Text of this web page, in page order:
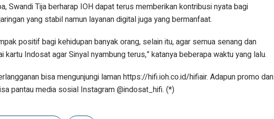
Swandi Tija berharap IOH dapat terus memberikan kontribusi nyata bagi
yang stabil namun layanan digital juga yang bermanfaat.
positif bagi kehidupan banyak orang, selain itu, agar semua senang dan
Indosat agar Sinyal nyambung terus,” katanya beberapa waktu yang lalu.
bisa mengunjungi laman https://hifi.ioh.co.id/hifiair. Adapun promo dan
pantau media sosial Instagram @indosat_hifi. (*)